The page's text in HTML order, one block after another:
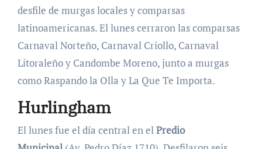
desfile de murgas locales y comparsas
latinoamericanas. El lunes cerraron las comparsas
Carnaval Norteño, Carnaval Criollo, Carnaval
Litoraleño y Candombe Moreno, junto a murgas
como Raspando la Olla y La Que Te Importa.
Hurlingham
El lunes fue el día central en elPredio